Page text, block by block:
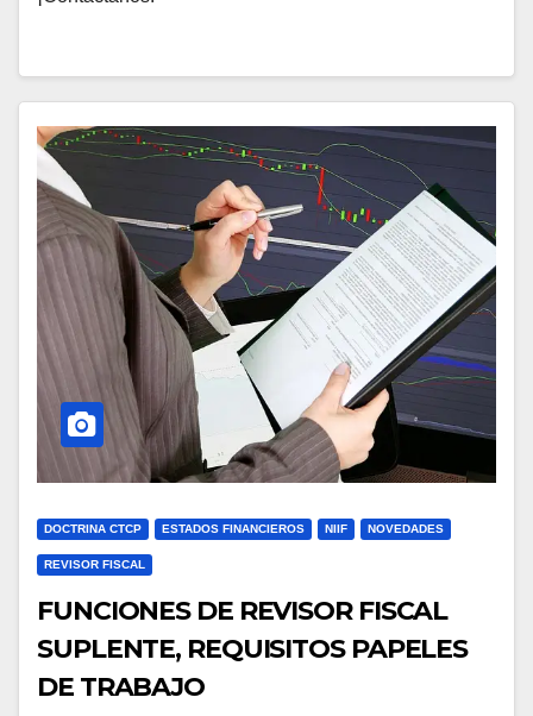
DOCTRINA CTCP ESTADOS FINANCIEROS NIIF NOVEDADES
REVISOR FISCAL
FUNCIONES DE REVISOR FISCAL
SUPLENTE, REQUISITOS PAPELES
DE TRABAJO